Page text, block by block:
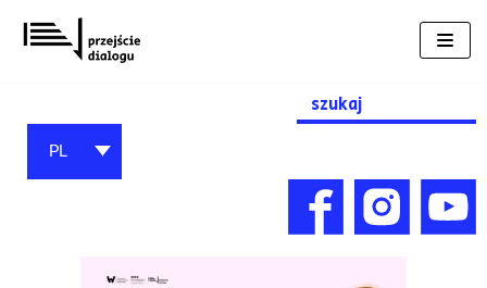
Przejdź
do
Search
for:
PL